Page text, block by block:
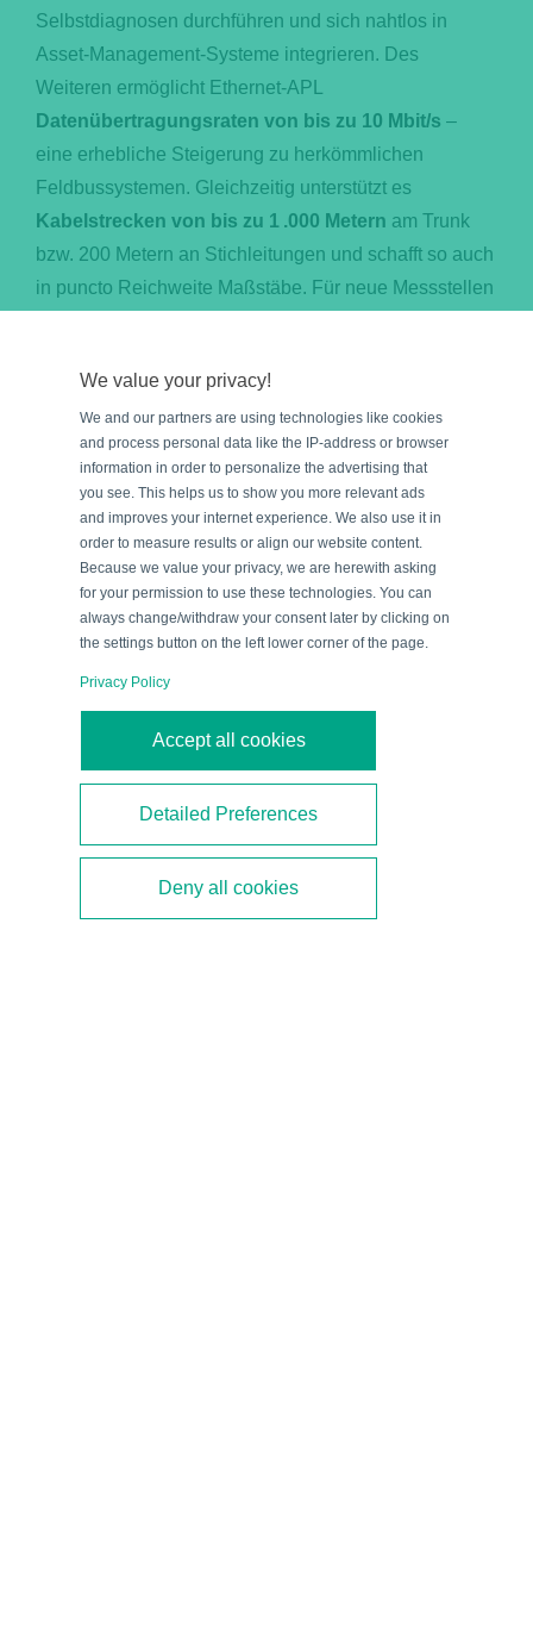
Selbstdiagnosen durchführen und sich nahtlos in
Asset-Management-Systeme integrieren. Des
Weiteren ermöglicht Ethernet-APL
Datenübertragungsraten von bis zu 10 Mbit/s –
eine erhebliche Steigerung zu herkömmlichen
Feldbussystemen. Gleichzeitig unterstützt es
Kabelstrecken von bis zu 1 .000 Metern am Trunk
bzw. 200 Metern an Stichleitungen und schafft so auch
in puncto Reichweite Maßstäbe. Für neue Messstellen
den Weg in Richtungdurchgängiger Digitalisierung
ebnet und den Grundstein fürPredictive Maintenance
sowie eine transparente Anlagenüberwachung legt.
Remote I/O: Das Bindeglied
zwischen den
Technologiewelten
Gleichzeitig wäre es unrealistisch zu erwarten, dass
sämtliche vorhandenen Sensoren und Aktoren
kurzfristig ersetzt werden können: Oftmals ergibt sich
We value your privacy!
We and our partners are using technologies like cookies
and process personal data like the IP-address or browser
information in order to personalize the advertising that
you see. This helps us to show you more relevant ads
and improves your internet experience. We also use it in
order to measure results or align our website content.
Because we value your privacy, we are herewith asking
for your permission to use these technologies. You can
always change/withdraw your consent later by clicking on
the settings button on the left lower corner of the page.
Privacy Policy
Accept all cookies
Detailed Preferences
Deny all cookies